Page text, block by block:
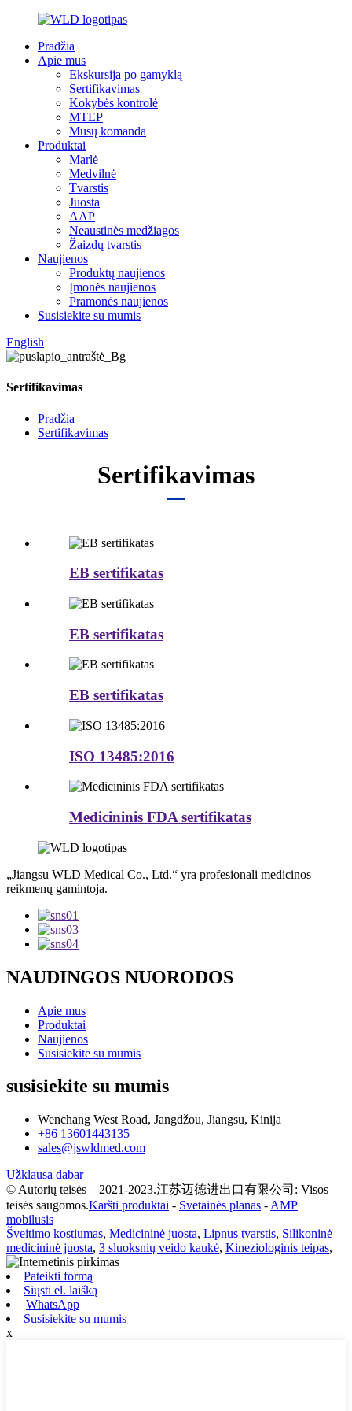
Pradžia
Apie mus
Ekskursija po gamyklą
Sertifikavimas
Kokybės kontrolė
MTEP
Mūsų komanda
Produktai
Marlė
Medvilnė
Tvarstis
Juosta
AAP
Neaustinės medžiagos
Žaizdų tvarstis
Naujienos
Produktų naujienos
Įmonės naujienos
Pramonės naujienos
Susisiekite su mumis
English
Sertifikavimas
Pradžia
Sertifikavimas
Sertifikavimas
EB sertifikatas
EB sertifikatas
EB sertifikatas
ISO 13485:2016
Medicininis FDA sertifikatas
„Jiangsu WLD Medical Co., Ltd.“ yra profesionali medicinos
reikmenų gamintoja.
NAUDINGOS NUORODOS
Apie mus
Produktai
Naujienos
Susisiekite su mumis
susisiekite su mumis
Wenchang West Road, Jangdžou, Jiangsu, Kinija
+86 13601443135
sales@jswldmed.com
Užklausa dabar
© Autorių teisės – 2021-2023.江苏迈德进出口有限公司: Visos
teisės saugomos.Karšti produktai - Svetainės planas - AMP
mobilusis
Šveitimo kostiumas, Medicininė juosta, Lipnus tvarstis, Silikoninė
medicininė juosta, 3 sluoksnių veido kaukė, Kineziologinis teipas,
Pateikti formą
Siųsti el. laišką
WhatsApp
Susisiekite su mumis
x